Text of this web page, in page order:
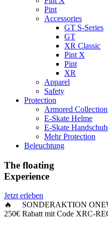
Pint
Accessories
GT S-Series
GT
XR Classic
Pint X
Pint
XR
Apparel
Safety
Protection
Armored Collection
E-Skate Helme
E-Skate
Mehr Protection
Beleuchtung
The floating
Experience
Jetzt erleben
🔥 SONDERAKTION
250€ Rabattmit Code XRC-